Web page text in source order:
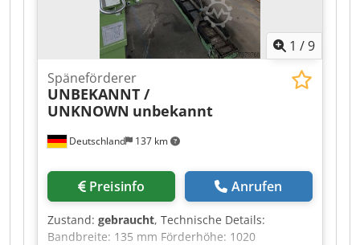
1 /9
Deutschland 137 km
Späneförderer
UNBEKANNT /
UNKNOWN unbekannt
Preisinfo Anrufen
Zustand: gebraucht, Technische Details:
Bandbreite: 135 mm Förderhöhe: 1020